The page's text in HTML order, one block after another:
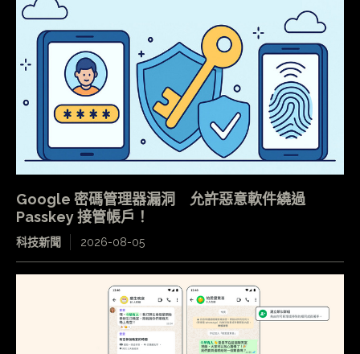
Google 密碼管理器漏洞 允許惡意軟件繞過
Passkey 接管帳戶！
科技新聞 2026-08-05